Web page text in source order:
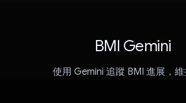
BMI Gemini
使用 Gemini 追蹤 BMI 進展，